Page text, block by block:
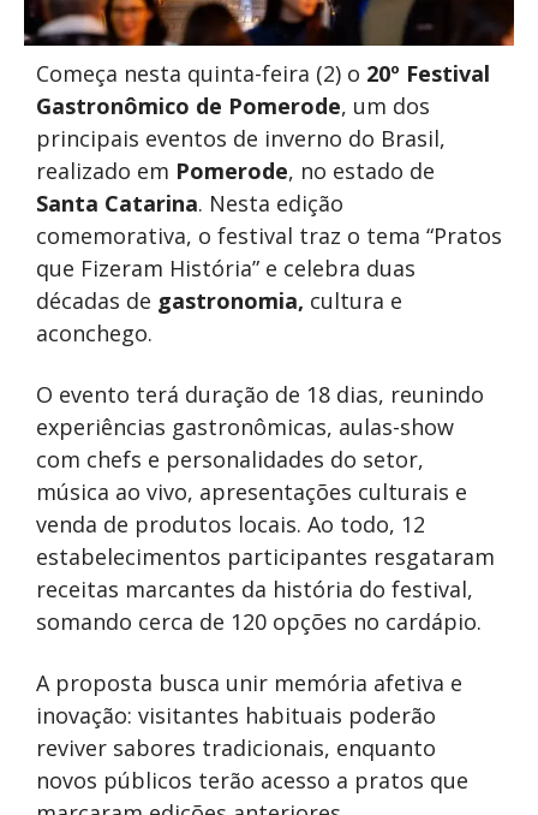
Começa nesta quinta-feira (2) o 20º Festival
Gastronômico de Pomerode, um dos
principais eventos de inverno do Brasil,
realizado em Pomerode, no estado de
Santa Catarina. Nesta edição
comemorativa, o festival traz o tema “Pratos
que Fizeram História” e celebra duas
décadas de gastronomia, cultura e
aconchego.
O evento terá duração de 18 dias, reunindo
experiências gastronômicas, aulas-show
com chefs e personalidades do setor,
música ao vivo, apresentações culturais e
venda de produtos locais. Ao todo, 12
estabelecimentos participantes resgataram
receitas marcantes da história do festival,
somando cerca de 120 opções no cardápio.
A proposta busca unir memória afetiva e
inovação: visitantes habituais poderão
reviver sabores tradicionais, enquanto
novos públicos terão acesso a pratos que